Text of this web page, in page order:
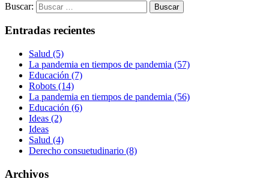
Buscar:
Entradas recientes
Salud (5)
La pandemia en tiempos de pandemia (57)
Educación (7)
Robots (14)
La pandemia en tiempos de pandemia (56)
Educación (6)
Ideas (2)
Ideas
Salud (4)
Derecho consuetudinario (8)
Archivos